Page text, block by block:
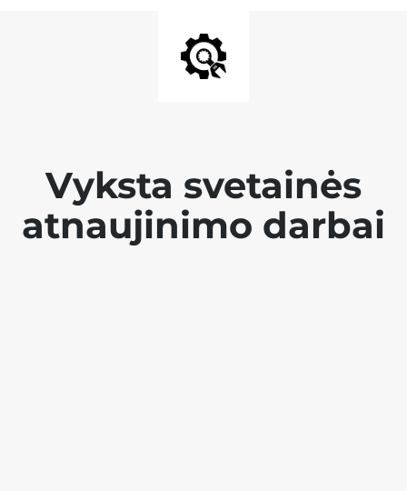
Vyksta svetainės
atnaujinimo darbai